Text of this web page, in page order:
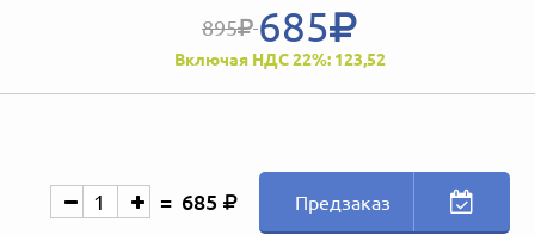
895 685
Включая НДС 22%: 123,52
685 Предзаказ